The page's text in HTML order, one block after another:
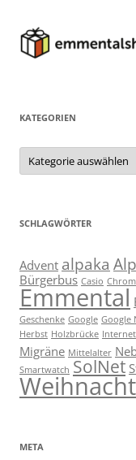
KATEGORIEN
Kategorien
SCHLAGWÖRTER
Advent alpaka
Bürgerbus Casio
Emmental
Geschenke Google Google
Herbst Holzbrücke Internet
Migräne Mittelalter
Smartwatch SolNet
META